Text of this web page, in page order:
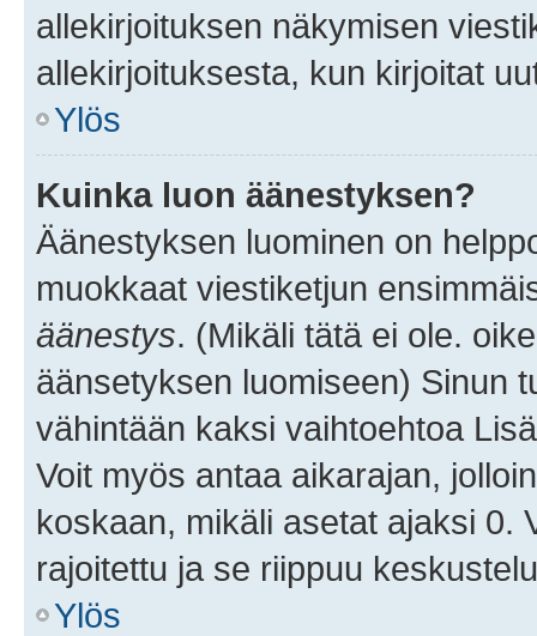
allekirjoituksen näkymisen
allekirjoituksesta, kun kirjoitat
Ylös
Kuinka luon äänestyksen?
Äänestyksen luominen on
muokkaat viestiketjun
äänestys. (Mikäli tätä ei ole.
äänsetyksen luomiseen) Sinun
vähintään kaksi vaihtoehtoa
Voit myös antaa aikarajan,
koskaan, mikäli asetat ajaksi 0.
rajoitettu ja se riippuu
Ylös